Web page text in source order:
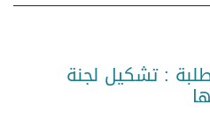
: تشكيل لجنة